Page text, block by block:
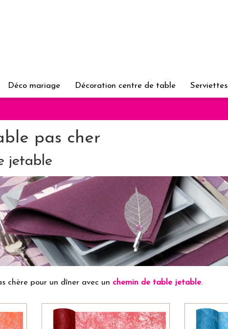
Déco mariage Décoration centre de table Serviettes
pas cher
jetable
chère pour un dîner avec un chemin de table jetable.